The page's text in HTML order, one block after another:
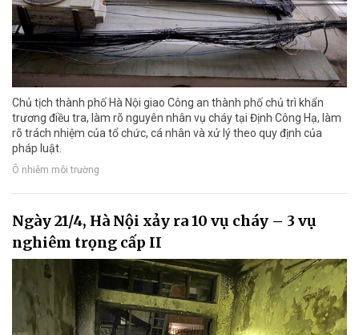
Chủ tịch thành phố Hà Nội giao Công an thành phố chủ trì khẩn
trương điều tra, làm rõ nguyên nhân vụ cháy tại Định Công Hạ, làm
rõ trách nhiệm của tổ chức, cá nhân và xử lý theo quy định của
pháp luật.
Ô nhiễm môi trường
Ngày 21/4, Hà Nội xảy ra 10 vụ cháy – 3 vụ
nghiêm trọng cấp II